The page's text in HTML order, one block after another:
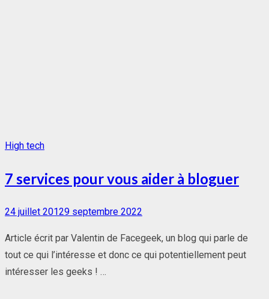
High tech
7 services pour vous aider à bloguer
Posted
24 juillet 20129 septembre 2022
Article écrit par Valentin de Facegeek, un blog qui parle de
tout ce qui l’intéresse et donc ce qui potentiellement peut
intéresser les geeks ! …